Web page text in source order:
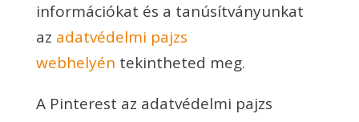
információkat és a tanúsítványunkat
az adatvédelmi pajzs
webhelyén tekintheted meg.
A Pinterest az adatvédelmi pajzs